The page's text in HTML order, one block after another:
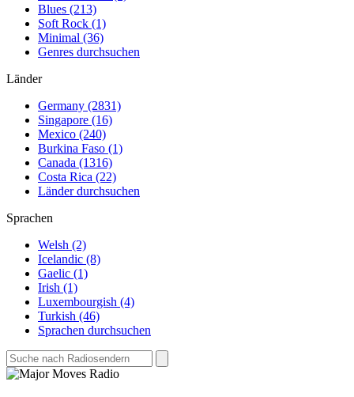
Blues (213)
Soft Rock (1)
Minimal (36)
Genres durchsuchen
Länder
Germany (2831)
Singapore (16)
Mexico (240)
Burkina Faso (1)
Canada (1316)
Costa Rica (22)
Länder durchsuchen
Sprachen
Welsh (2)
Icelandic (8)
Gaelic (1)
Irish (1)
Luxembourgish (4)
Turkish (46)
Sprachen durchsuchen